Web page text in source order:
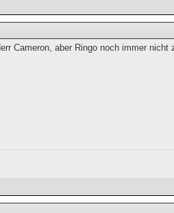
Cameron, aber Ringo noch immer nicht